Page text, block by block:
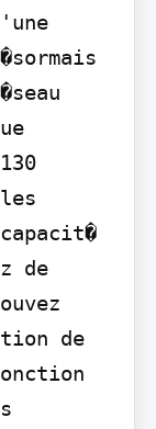
de
de